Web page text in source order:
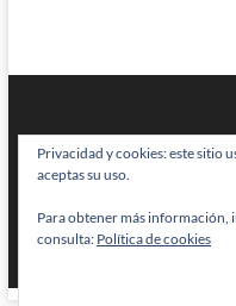
BRAINSTOMPING| Diseñado
los derechos reservados
Privacidad y cookies: este sitio
aceptas su uso.
Para obtener más información,
consulta: Política de cookies